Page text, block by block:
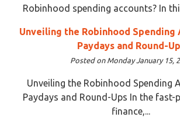
Robinhood spending accounts? In
Unveiling the Robinhood Spending
Paydays and Round-
Posted on Monday January 15,
Unveiling the Robinhood Spending
Paydays and Round-Ups In the
finance,...